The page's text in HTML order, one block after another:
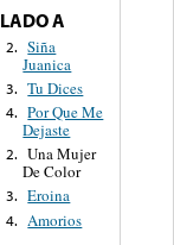
LADO A
2. Siña
Juanica
3. Tu Dices
4. Por Que Me
Dejaste
2. Una Mujer
De Color
3. Eroina
4. Amorios